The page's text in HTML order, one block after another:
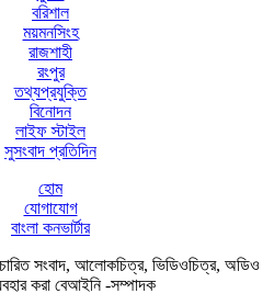
বরিশাল
ময়মনসিংহ
রাজশাহী
রংপুর
তথ্যপ্রযুক্তি
বিনোদন
লাইফ স্টাইল
সুসংবাদ প্রতিদিন
হোম
যোগাযোগ
বাংলা কনভার্টার
সংবাদ, আলোকচিত্র, ভিডিওচিত্র, অডিও
করা বেআইনি -সম্পাদক